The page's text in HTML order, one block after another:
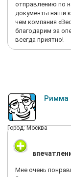
отправлению по
документы наши
чем компания
благодарим за
всегда приятно!
Римма
Город: Москва
Мне очень